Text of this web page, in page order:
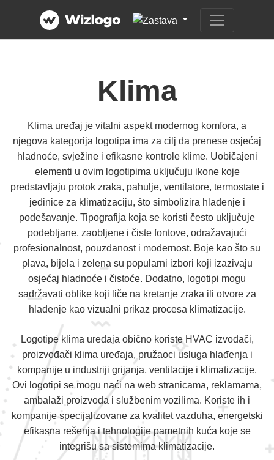
Klima
Klima uređaj je vitalni aspekt modernog komfora, a
njegova kategorija logotipa ima za cilj da prenese osjećaj
hladnoće, svježine i efikasne kontrole klime. Uobičajeni
elementi u ovim logotipima uključuju ikone koje
predstavljaju protok zraka, pahulje, ventilatore, termostate i
jedinice za klimatizaciju, što simbolizira hlađenje i
podešavanje. Tipografija koja se koristi često uključuje
podebljane, zaobljene i čiste fontove, odražavajući
profesionalnost, pouzdanost i modernost. Boje kao što su
plava, bijela i zelena su popularni izbori koji izazivaju
osjećaj hladnoće i čistoće. Dodatno, logotipi mogu
sadržavati oblike koji liče na kretanje zraka ili otvore za
hlađenje kao vizualni prikaz procesa klimatizacije.
Logotipe klima uređaja obično koriste HVAC izvođači,
proizvođači klima uređaja, pružaoci usluga hlađenja i
kompanije u industriji grijanja, ventilacije i klimatizacije.
Ovi logotipi se mogu naći na web stranicama, reklamama,
ambalaži proizvoda i službenim vozilima. Koriste ih i
kompanije specijalizovane za kvalitet vazduha, energetski
efikasna rešenja i tehnologije pametnih kuća koje se
integrišu sa sistemima klimatizacije.